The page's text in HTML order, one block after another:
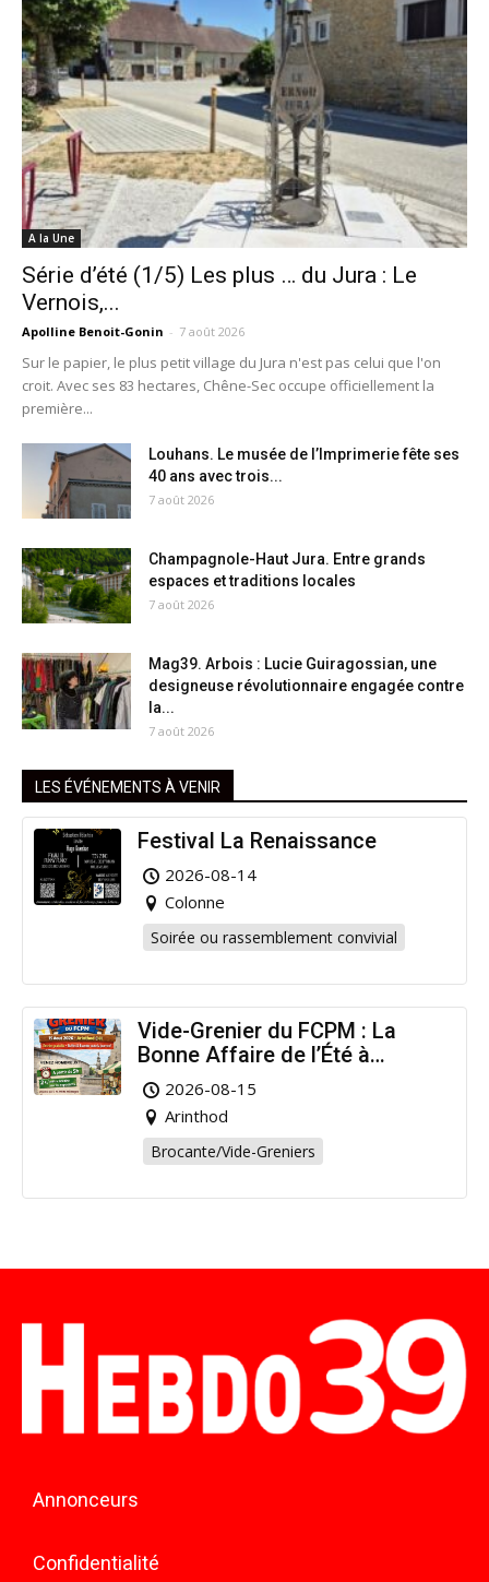
A la Une
Série d’été (1/5) Les plus … du Jura : Le
Vernois,...
Apolline Benoit-Gonin - 7 août 2026
Sur le papier, le plus petit village du Jura n'est pas celui que l'on
croit. Avec ses 83 hectares, Chêne-Sec occupe officiellement la
première...
Louhans. Le musée de l’Imprimerie fête ses
40 ans avec trois...
7 août 2026
Champagnole-Haut Jura. Entre grands
espaces et traditions locales
7 août 2026
Mag39. Arbois : Lucie Guiragossian, une
designeuse révolutionnaire engagée contre
la...
7 août 2026
LES ÉVÉNEMENTS À VENIR
Festival La Renaissance
2026-08-14
Colonne
Soirée ou rassemblement convivial
Vide-Grenier du FCPM : La
Bonne Affaire de l’Été à
Arinthod !
2026-08-15
Arinthod
Brocante/Vide-Greniers